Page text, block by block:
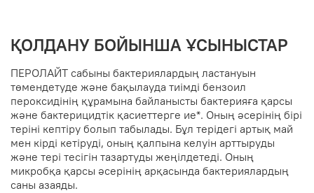
ҚОЛДАНУ БОЙЫНША ҰСЫНЫСТАР
ПЕРОЛАЙТ сабыны бактериялардың ластануын
төмендетуде және бақылауда тиімді бензоил
пероксидінің құрамына байланысты бактерияға қарсы
және бактерицидтік қасиеттерге ие*. Оның әсерінің бірі
теріні кептіру болып табылады. Бұл терідегі артық май
мен кірді кетіруді, оның қалпына келуін арттыруды
және тері тесігін тазартуды жеңілдетеді. Оның
микробқа қарсы әсерінің арқасында бактериялардың
саны азаяды.